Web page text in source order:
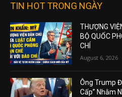
TIN HOT TRONG NGÀY
THƯỢNG
BỘ QUỐC
CHÍ
August 6, 2026
Ông Trump
Cấp” Nhằm